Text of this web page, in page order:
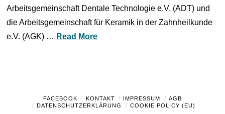
Arbeitsgemeinschaft Dentale Technologie e.V. (ADT) und
die Arbeitsgemeinschaft für Keramik in der Zahnheilkunde
e.V. (AGK) … Read More
FACEBOOK KONTAKT IMPRESSUM
AGB
DATENSCHUTZERKLÄRUNG
COOKIE POLICY (EU)